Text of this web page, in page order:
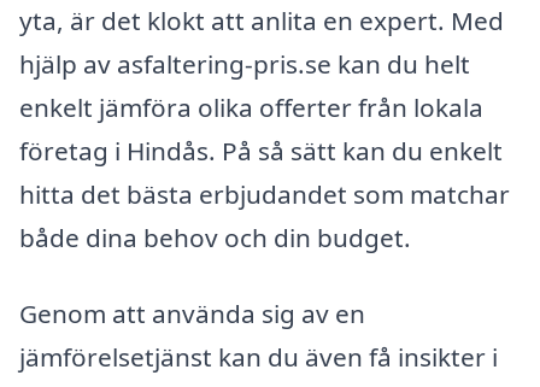
yta, är det klokt att anlita en expert. Med
hjälp av asfaltering-pris.se kan du helt
enkelt jämföra olika offerter från lokala
företag i Hindås. På så sätt kan du enkelt
hitta det bästa erbjudandet som matchar
både dina behov och din budget.
Genom att använda sig av en
jämförelsetjänst kan du även få insikter i